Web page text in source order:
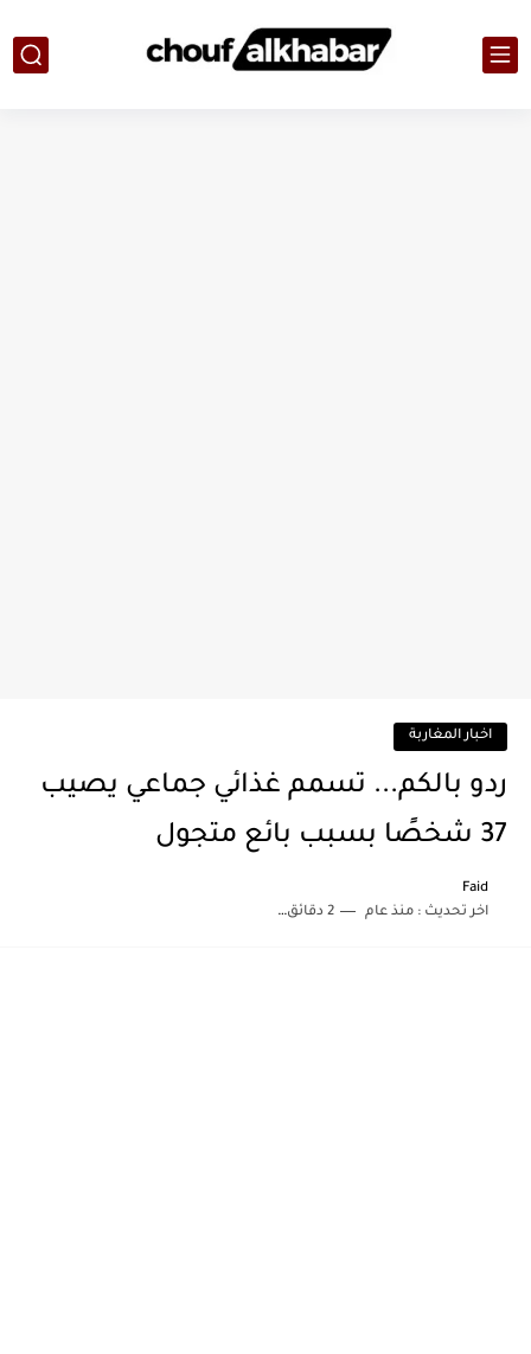
اخبار المغاربة
ردو بالكم... تسمم غذائي جماعي يصيب
37 شخصًا بسبب بائع متجول
Faid
اخر تحديث :منذ عام 2 دقائق للقراءة